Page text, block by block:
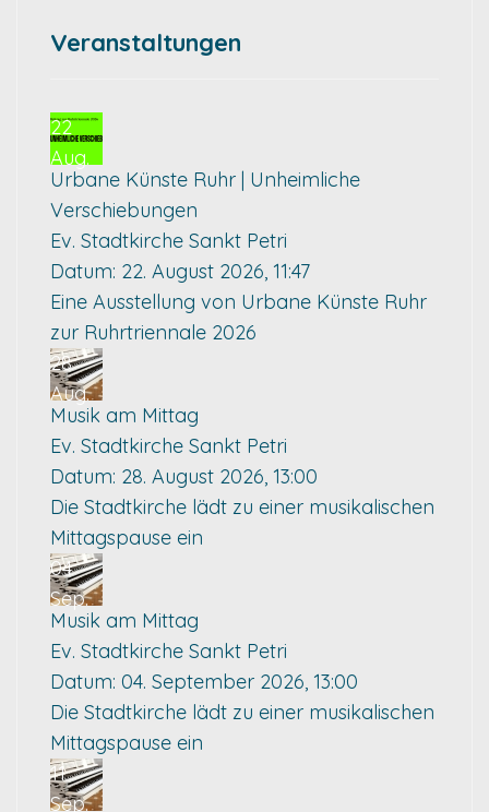
Veranstaltungen
22
Aug.
Urbane Künste Ruhr | Unheimliche
Verschiebungen
Ev. Stadtkirche Sankt Petri
Datum: 22. August 2026, 11:47
Eine Ausstellung von Urbane Künste Ruhr
zur Ruhrtriennale 2026
28
Aug.
Musik am Mittag
Ev. Stadtkirche Sankt Petri
Datum: 28. August 2026, 13:00
Die Stadtkirche lädt zu einer musikalischen
Mittagspause ein
04
Sep.
Musik am Mittag
Ev. Stadtkirche Sankt Petri
Datum: 04. September 2026, 13:00
Die Stadtkirche lädt zu einer musikalischen
Mittagspause ein
11
Sep.